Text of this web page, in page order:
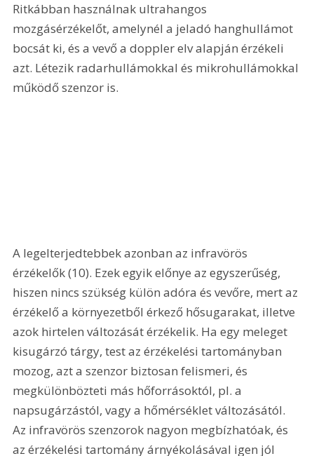
Ritkábban használnak ultrahangos
mozgásérzékelőt, amelynél a jeladó hanghullámot
bocsát ki, és a vevő a doppler elv alapján érzékeli
azt. Létezik radarhullámokkal és mikrohullámokkal
működő szenzor is.
A legelterjedtebbek azonban az infravörös
érzékelők (10). Ezek egyik előnye az egyszerűség,
hiszen nincs szükség külön adóra és vevőre, mert az
érzékelő a környezetből érkező hősugarakat, illetve
azok hirtelen változását érzékelik. Ha egy meleget
kisugárzó tárgy, test az érzékelési tartományban
mozog, azt a szenzor biztosan felismeri, és
megkülönbözteti más hőforrásoktól, pl. a
napsugárzástól, vagy a hőmérséklet változásától.
Az infravörös szenzorok nagyon megbízhatóak, és
az érzékelési tartomány árnyékolásával igen jól